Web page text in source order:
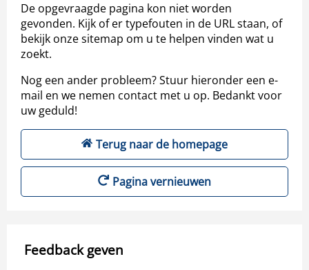
De opgevraagde pagina kon niet worden
gevonden. Kijk of er typefouten in de URL staan, of
bekijk onze sitemap om u te helpen vinden wat u
zoekt.
Nog een ander probleem? Stuur hieronder een e-
mail en we nemen contact met u op. Bedankt voor
uw geduld!
Terug naar de homepage
Pagina vernieuwen
Feedback geven